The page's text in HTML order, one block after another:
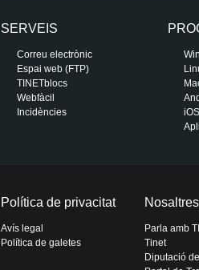
SERVEIS
Correu electrònic
Espai web (FTP)
TINETblocs
Webfàcil
Incidències
iOS
Política de privacitat
Avís legal
Política de galetes
Nosaltres
Parla amb
Tinet
Diputació